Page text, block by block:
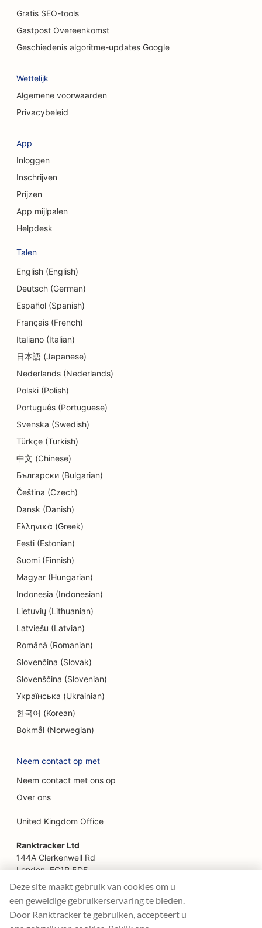
SEO voor kledingwinkels
SEO voor craniofaciale chirurgen
SEO voor coffeeshops
SEO voor kredietinstellingen
SEO voor delicatessenzaken
SEO voor schuldbemiddelingsdiensten
SEO voor valutawisseldiensten
SEO voor dermabrasiediensten
SEO voor kinderdagverblijven
SEO voor tandheelkundige klinieken
SEO voor detailwinkels
SEO voor cupcakewinkels
SEO voor onderwijs en kinderopvang
SEO voor elektriciens
SEO voor stomerijen
SEO voor elektronicawinkels
SEO voor ingenieursbureaus
SEO voor amusement en recreatie
SEO voor Escape Rooms
EO voor etnische restaurants
SEO voor boerderij-keukenrestaurants
SEO voor faceliftdiensten
SEO voor familierestaurants
SEO voor bloemisten
SEO voor uitstekende restaurants
SEO voor financiële diensten
SEO voor foodcourts
SEO voor Franse patisserieën
SEO voor Food Trucks
Gratis SEO-tools
Gastpost Overeenkomst
Geschiedenis algoritme-updates Google
Wettelijk
Algemene voorwaarden
Privacybeleid
App
Inloggen
Inschrijven
Prijzen
App mijlpalen
Helpdesk
Talen
English (English)
Deutsch (German)
Español (Spanish)
Français (French)
Italiano (Italian)
日本語 (Japanese)
Nederlands (Nederlands)
Polski (Polish)
Português (Portuguese)
Svenska (Swedish)
Türkçe (Turkish)
中文 (Chinese)
Български (Bulgarian)
Čeština (Czech)
Dansk (Danish)
Ελληνικά (Greek)
Eesti (Estonian)
Suomi (Finnish)
Magyar (Hungarian)
Indonesia (Indonesian)
Lietuvių (Lithuanian)
Latviešu (Latvian)
Română (Romanian)
Slovenčina (Slovak)
Slovenščina (Slovenian)
Українська (Ukrainian)
한국어 (Korean)
Bokmål (Norwegian)
Neem contact op met
Neem contact met ons op
Over ons
United Kingdom Office
Ranktracker Ltd
144A Clerkenwell Rd
London, EC1R 5DF
Company No: 08820809
felix@ranktracker.com
Deze site maakt gebruik van cookies om u
een geweldige gebruikerservaring te bieden.
Door Ranktracker te gebruiken, accepteert u